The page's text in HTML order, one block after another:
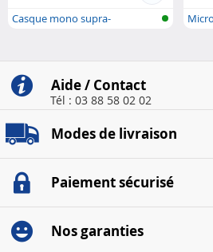
Casque mono supra-
Aide / Contact
Tél : 03 88 58 02 02
Modes de livraison
Paiement sécurisé
Nos garanties